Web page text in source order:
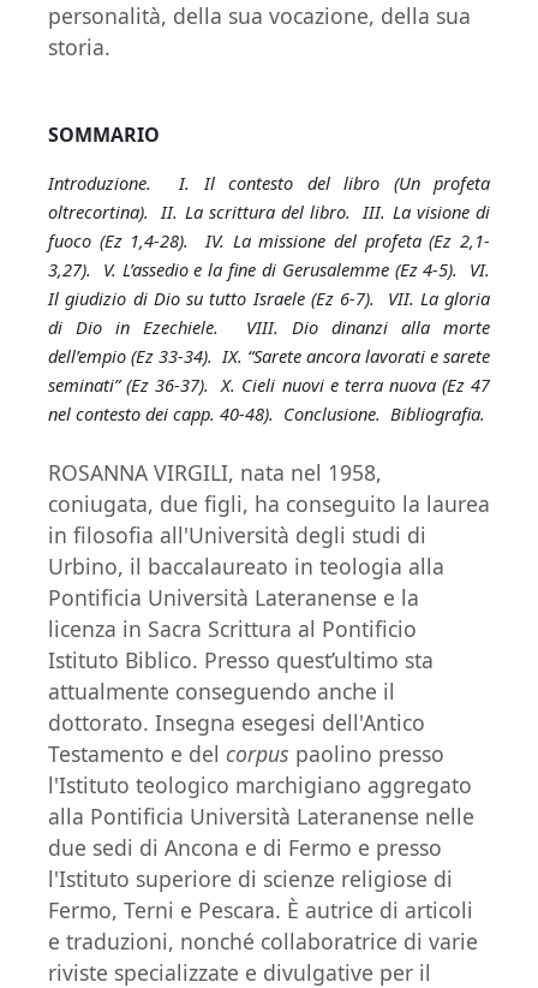
personalità, della sua vocazione, della sua
storia.
SOMMARIO
Introduzione. I. Il contesto del libro (Un profeta
oltrecortina). II. La scrittura del libro. III. La visione di
fuoco (Ez 1,4-28). IV. La missione del profeta (Ez 2,1-
3,27). V. L’assedio e la fine di Gerusalemme (Ez 4-5). VI.
Il giudizio di Dio su tutto Israele (Ez 6-7). VII. La gloria
di Dio in Ezechiele. VIII. Dio dinanzi alla morte
dell’empio (Ez 33-34). IX. “Sarete ancora lavorati e sarete
seminati” (Ez 36-37). X. Cieli nuovi e terra nuova (Ez 47
nel contesto dei capp. 40-48). Conclusione. Bibliografia.
ROSANNA VIRGILI, nata nel 1958,
coniugata, due figli, ha conseguito la laurea
in filosofia all'Università degli studi di
Urbino, il baccalaureato in teologia alla
Pontificia Università Lateranense e la
licenza in Sacra Scrittura al Pontificio
Istituto Biblico. Presso quest’ultimo sta
attualmente conseguendo anche il
dottorato. Insegna esegesi dell'Antico
Testamento e del corpus paolino presso
l'Istituto teologico marchigiano aggregato
alla Pontificia Università Lateranense nelle
due sedi di Ancona e di Fermo e presso
l'Istituto superiore di scienze religiose di
Fermo, Terni e Pescara. È autrice di articoli
e traduzioni, nonché collaboratrice di varie
riviste specializzate e divulgative per il